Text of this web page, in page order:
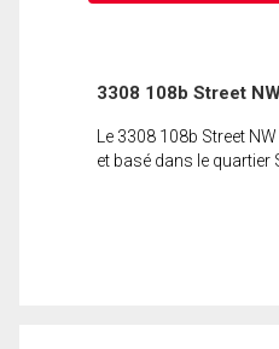
3308 108b Street
Le 3308 108b Street
et basé dans le quartier